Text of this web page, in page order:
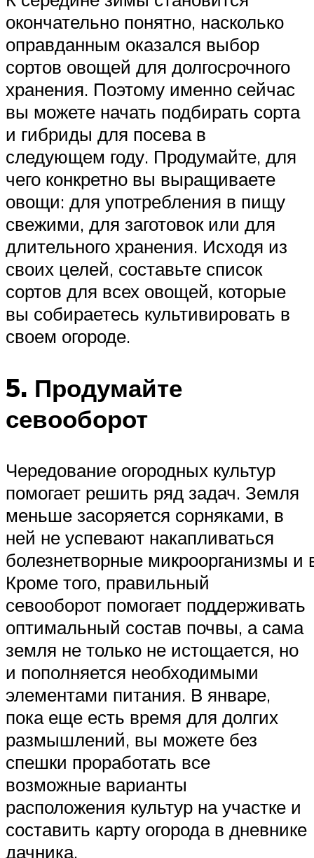
окончательно понятно, насколько
оправданным оказался выбор
сортов овощей для долгосрочного
хранения. Поэтому именно сейчас
вы можете начать подбирать сорта
и гибриды для посева в
следующем году. Продумайте, для
чего конкретно вы выращиваете
овощи: для употребления в пищу
свежими, для заготовок или для
длительного хранения. Исходя из
своих целей, составьте список
сортов для всех овощей, которые
вы собираетесь культивировать в
своем огороде.
5. Продумайте
севооборот
Чередование огородных культур
помогает решить ряд задач. Земля
меньше засоряется сорняками, в
ней не успевают накапливаться
болезнетворные микроорганизмы и
Кроме того, правильный
севооборот помогает поддерживать
оптимальный состав почвы, а сама
земля не только не истощается, но
и пополняется необходимыми
элементами питания. В январе,
пока еще есть время для долгих
размышлений, вы можете без
спешки проработать все
возможные варианты
расположения культур на участке и
составить карту огорода в дневнике
дачника.